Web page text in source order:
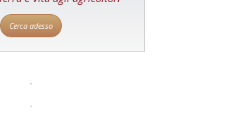
Cerca adesso